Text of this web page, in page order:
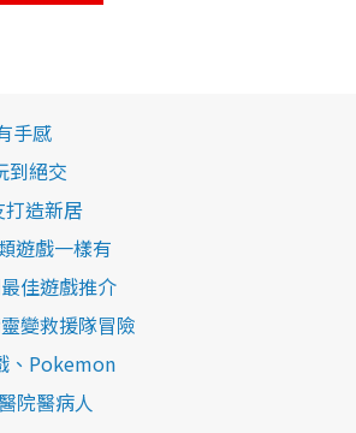
手感
到絕交
打造新居
遊戲一樣有
佳遊戲推介
變救援隊冒險
、Pokemon
院醫病人